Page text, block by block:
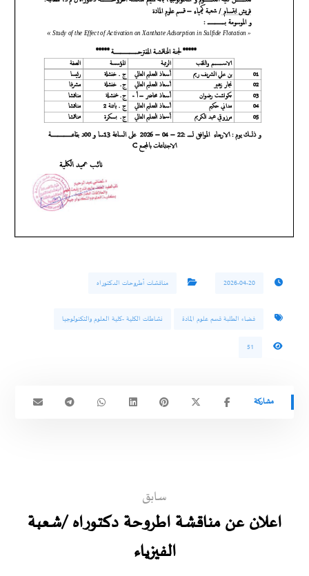
2026-04-20 مناقشات أطروحات الدكتوراه
فضاء الطلبة قسم علوم المادة نشاطات الكلية -كلية العلوم والتكنولوجيا
51
سابق
اعلان عن مناقشة اطروحة دكتوراه /شعبة
الفيزياء